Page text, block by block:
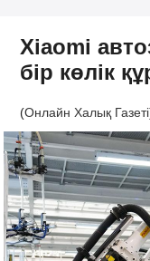
Xiaomi
бір көлік
(Онлайн Халық Газеті